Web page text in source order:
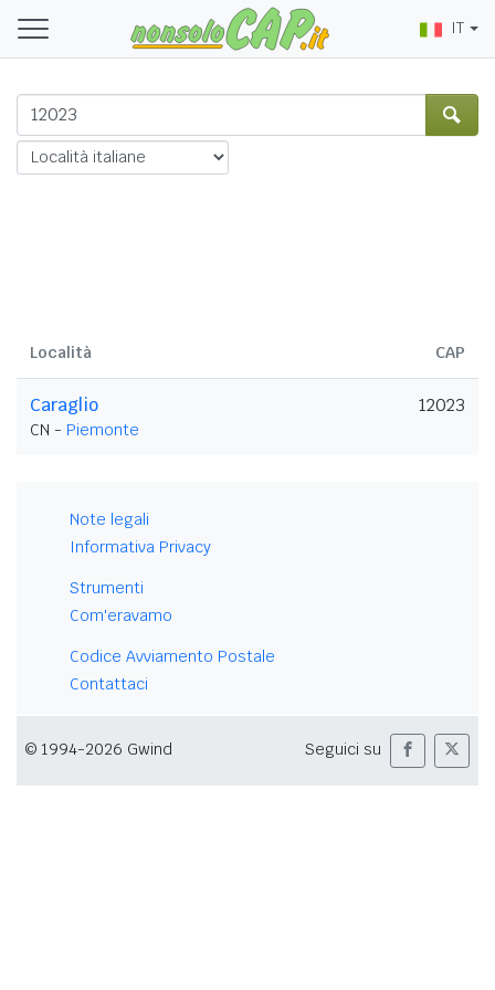
IT
Località CAP
Caraglio
CN - Piemonte
12023
Note legali
Informativa Privacy
Strumenti
Com'eravamo
Codice Avviamento Postale
Contattaci
© 1994-2026 Gwind Seguici su